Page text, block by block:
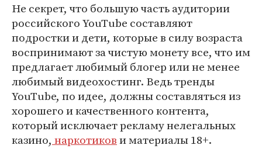
Не секрет, что большую часть аудитории
российского YouTube составляют
подростки и дети, которые в силу возраста
воспринимают за чистую монету все, что им
предлагает любимый блогер или не менее
любимый видеохостинг. Ведь тренды
YouTube, по идее, должны составляться из
хорошего и качественного контента,
который исключает рекламу нелегальных
казино, наркотикови материалы 18+.